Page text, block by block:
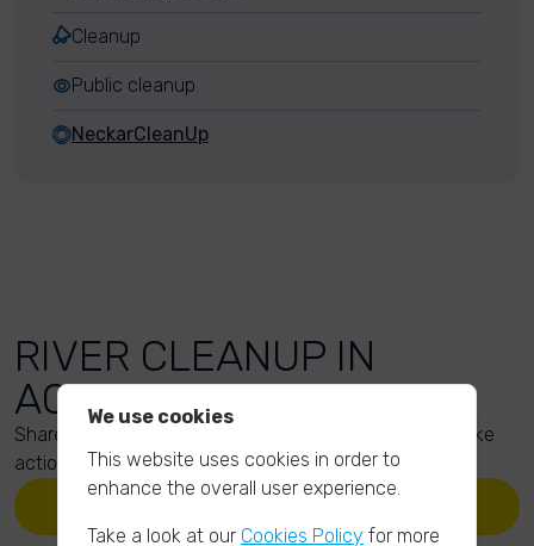
Cleanup
Public cleanup
NeckarCleanUp
RIVER CLEANUP IN
ACTION
Share your action photos here and inspire others to take
action too!
UPLOAD YOUR PHOTOS
We use cookies
This website uses cookies in order to
enhance the overall user experience.
Take a look at our Cookies Policy for more